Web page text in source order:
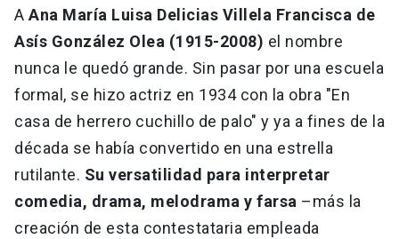
A Ana María Luisa Delicias Villela Francisca de
Asís González Olea (1915-2008) el nombre
nunca le quedó grande. Sin pasar por una escuela
formal, se hizo actriz en 1934 con la obra "En
casa de herrero cuchillo de palo" y ya a fines de la
década se había convertido en una estrella
rutilante. Su versatilidad para interpretar
comedia, drama, melodrama y farsa –más la
creación de esta contestataria empleada